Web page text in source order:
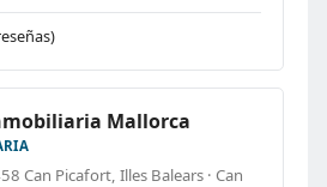
Mallorca
Can Picafort, Illes Balears · Can